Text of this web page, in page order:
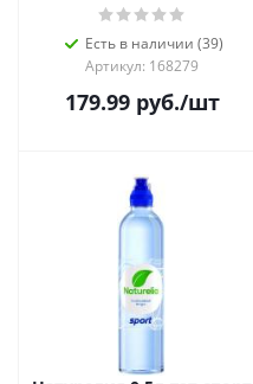
Есть в наличии (39)
Артикул: 168279
179.99руб./шт